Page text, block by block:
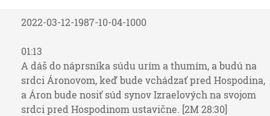
2022-03-12-1987-10-04-1000
01:13
A dáš do náprsníka súdu urím a thumím, a budú na
srdci Áronovom, keď bude vchádzať pred Hospodina,
a Áron bude nosiť súd synov Izraelových na svojom
srdci pred Hospodinom ustavične. [2M 28:30]